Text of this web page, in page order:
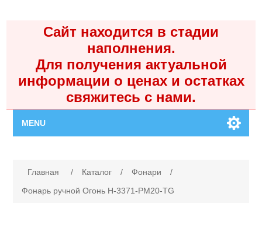
Сайт находится в стадии
наполнения.
Для получения актуальной
информации о ценах и остатках
свяжитесь с нами.
MENU
Каталог
Главная / Каталог / Фонари
/
Фонарь ручной Огонь H-3371-PM20-TG